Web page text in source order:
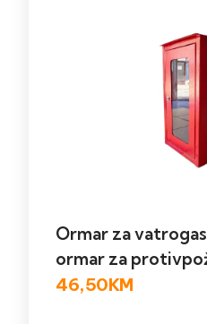
Ormar za
ormar za
46,50KM